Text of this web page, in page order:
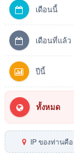
เดือนนี้
เดือนที่แล้ว
ปีนี้
ทั้งหมด
IP ของท่านคือ